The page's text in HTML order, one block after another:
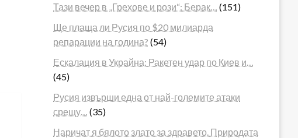
Тази вечер в „Грехове и рози“: Берак…
(151)
Ще плаща ли Русия по $20 милиарда
репарации на година? (54)
Ескалация в Украйна: Ракетен удар по Киев и…
(45)
Русия извърши една от най-големите атаки
срещу…
(35)
Наричат я бялото злато за здравето. Природата